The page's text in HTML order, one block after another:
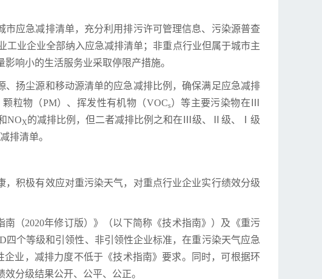
应急减排清单，充分利用排污许可管理信息、污染源普查
业企业全部纳入应急减排清单；非重点行业但属于城市主
响小的生活服务业采取停限产措施。
扬尘源和移动源清单的应急减排比例，确保满足应急减排
颗粒物（PM）、挥发性有机物（VOCs）等主要污染物在Ⅲ
NOX的减排比例，但二者减排比例之和在Ⅲ级、Ⅱ级、Ⅰ级
排清单。
积极有效应对重污染天气，对重点行业企业实行绩效分级
（2020年修订版）》（以下简称《技术指南》）及《重污
个等级和引领性、非引领性企业标准，在重污染天气应急
业，减排力度不低于《技术指南》要求。同时，可根据环
分级结果公开、公平、公正。